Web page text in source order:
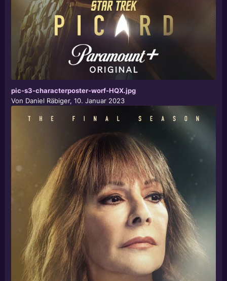
pic-s3-characterposter-worf-HQX.jpg
Von Daniel Räbiger, 10. Januar 2023